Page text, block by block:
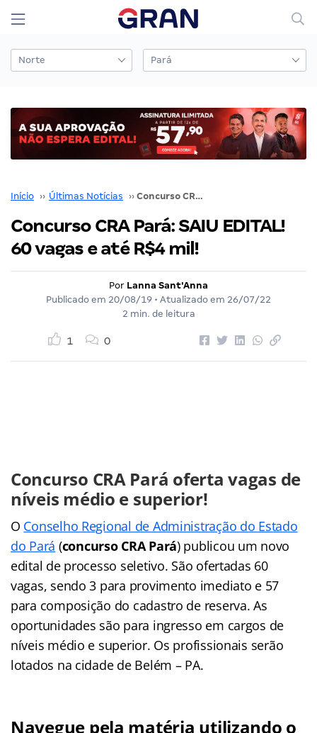
Início ›› Últimas Notícias ›› Concurso CRA Pará: SAIU EDITAL! 60 vagas e até R$4 mil!
Concurso CRA Pará: SAIU EDITAL!
60 vagas e até R$4 mil!
Por Lanna Sant'Anna
Publicado em 20/08/19 • Atualizado em 26/07/22
2 min. de leitura
1 0
Concurso CRA Pará oferta vagas de
níveis médio e superior!
O Conselho Regional de Administração do Estado
do Pará (concurso CRA Pará) publicou um novo
edital de processo seletivo. São ofertadas 60
vagas, sendo 3 para provimento imediato e 57
para composição do cadastro de reserva. As
oportunidades são para ingresso em cargos de
níveis médio e superior. Os profissionais serão
lotados na cidade de Belém – PA.
Navegue pela matéria utilizando o